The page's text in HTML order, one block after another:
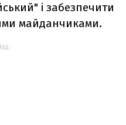
і забезпечити
майданчиками.